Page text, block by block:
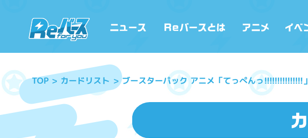
TOP カードリスト ブースターパック アニメ「てっぺんっ!!!!!!!!!!!!!!!」